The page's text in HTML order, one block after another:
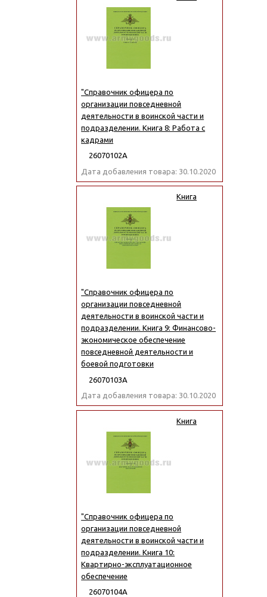
"Справочник офицера по
организации повседневной
деятельности в воинской части и
подразделении. Книга 8: Работа с
кадрами
26070102А
Дата добавления товара: 30.10.2020
Книга
"Справочник офицера по
организации повседневной
деятельности в воинской части и
подразделении. Книга 9: Финансово-
экономическое обеспечение
повседневной деятельности и
боевой подготовки
26070103А
Дата добавления товара: 30.10.2020
Книга
"Справочник офицера по
организации повседневной
деятельности в воинской части и
подразделении. Книга 10:
Квартирно-эксплуатационное
обеспечение
26070104А